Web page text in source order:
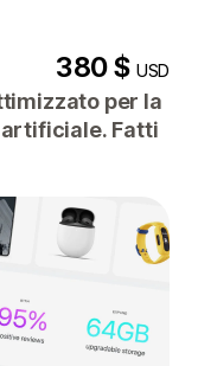
380 $USD
per la
Fatti